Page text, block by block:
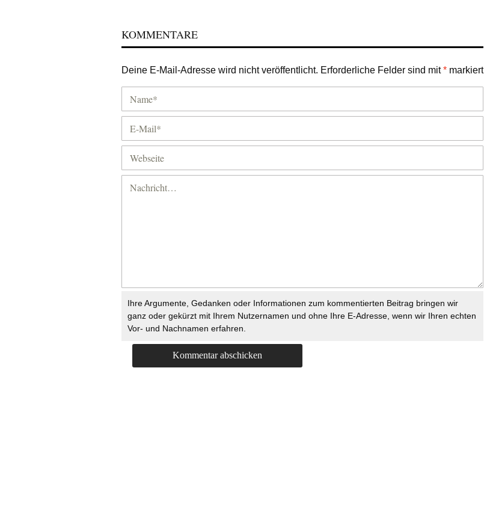
KOMMENTARE
Deine E-Mail-Adresse wird nicht veröffentlicht. Erforderliche Felder sind mit* markiert
Ihre Argumente, Gedanken oder Informationen zum kommentierten Beitrag bringen wir
ganz oder gekürzt mit Ihrem Nutzernamen und ohne Ihre E-Adresse, wenn wir Ihren echten
Vor- und Nachnamen erfahren.